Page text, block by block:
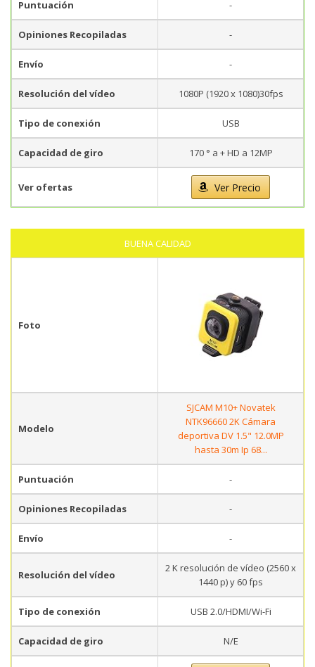
Puntuación -
Opiniones Recopiladas -
Envío -
Resolución del vídeo 1080P (1920 x 1080)30fps
Tipo de conexión USB
Capacidad de giro 170 ° a + HD a 12MP
Ver ofertas Ver Precio
BUENA CALIDAD
Foto
Modelo
SJCAM M10+ Novatek
NTK96660 2K Cámara
deportiva DV 1.5" 12.0MP
hasta 30m Ip 68...
Puntuación -
Opiniones Recopiladas -
Envío -
Resolución del vídeo
2 K resolución de vídeo (2560 x
1440 p) y 60 fps
Tipo de conexión USB 2.0/HDMI/Wi-Fi
Capacidad de giro N/E